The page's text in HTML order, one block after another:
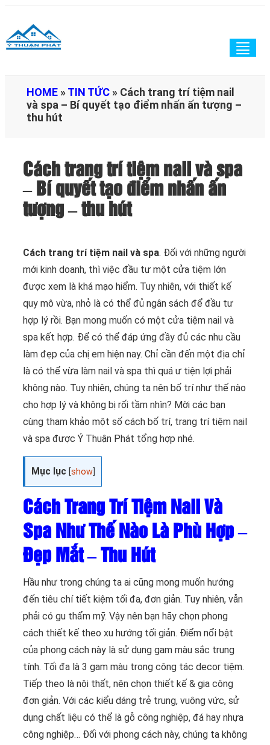
HOME »TIN TỨC » Cách trang trí tiệm nail
và spa – Bí quyết tạo điểm nhấn ấn tượng –
thu hút
Cách trang trí tiệm nail và spa
– Bí quyết tạo điểm nhấn ấn
tượng – thu hút
Cách trang trí tiệm nail và spa. Đối với những người
mới kinh doanh, thì việc đầu tư một cửa tiệm lớn
được xem là khá mạo hiểm. Tuy nhiên, với thiết kế
quy mô vừa, nhỏ là có thể đủ ngân sách để đầu tư
hợp lý rồi. Bạn mong muốn có một cửa tiệm nail và
spa kết hợp. Để có thể đáp ứng đầy đủ các nhu cầu
làm đẹp của chị em hiện nay. Chỉ cần đến một địa chỉ
là có thể vừa làm nail và spa thì quá ư tiện lợi phải
không nào. Tuy nhiên, chúng ta nên bố trí như thế nào
cho hợp lý và không bị rối tầm nhìn? Mời các bạn
cùng tham khảo một số cách bố trí, trang trí tiệm nail
và spa được Ý Thuận Phát tổng hợp nhé.
Mục lục [show
Cách Trang Trí Tiệm Nail Và
Spa Như Thế Nào Là Phù Hợp –
Đẹp Mắt – Thu Hút
Hầu như trong chúng ta ai cũng mong muốn hướng
đến tiêu chí tiết kiệm tối đa, đơn giản. Tuy nhiên, vẫn
phải có gu thẩm mỹ. Vậy nên bạn hãy chọn phong
cách thiết kế theo xu hướng tối giản. Điểm nổi bật
của phong cách này là sử dụng gam màu sắc trung
tính. Tối đa là 3 gam màu trong công tác decor tiệm.
Tiếp theo là nội thất, nên chọn thiết kế & gia công
đơn giản. Với các kiểu dáng trẻ trung, vuông vức, sử
dụng chất liệu có thể là gỗ công nghiệp, đá hay nhựa
công nghiệp… Đối với phong cách này, chúng ta không